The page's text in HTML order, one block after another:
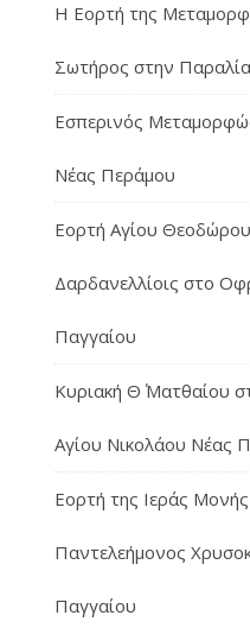
Η Εορτή της
Σωτήρος στην
Εσπερινός
Νέας Περάμου
Εορτή Αγίου
Δαρδανελλίοις στο
Παγγαίου
Κυριακή Θ΄ Ματθαίου
Αγίου Νικολάου Νέας
Εορτή της Ιεράς
Παντελεήμονος
Παγγαίου